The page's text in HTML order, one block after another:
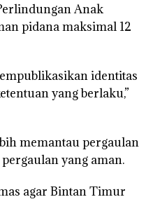
Anak
pidana maksimal 12
identitas
yang berlaku,”
memantau pergaulan
yang aman.
agar Bintan Timur